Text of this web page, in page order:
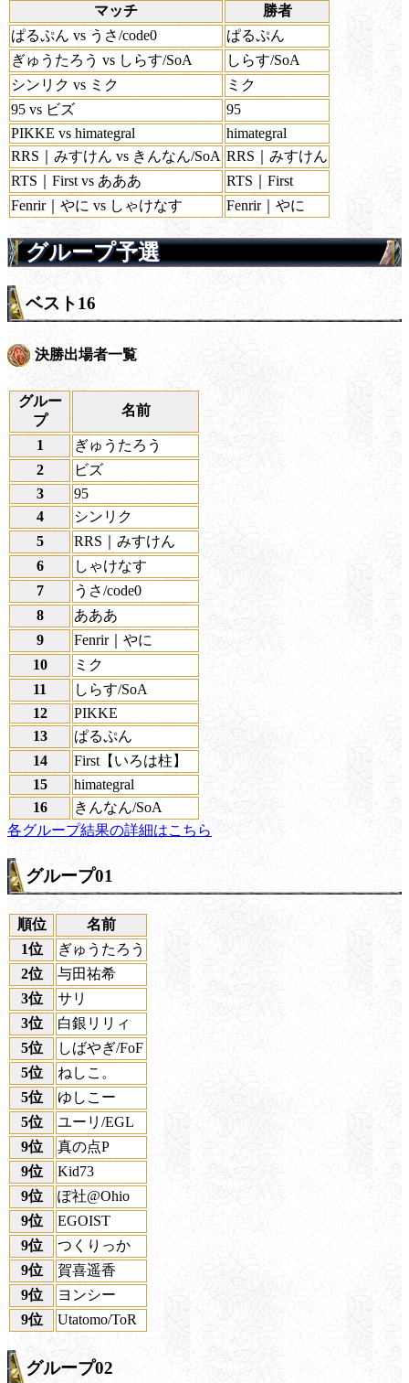
マッチ
勝者
ぱるぷん vs うさ/code0
ぱるぷん
ぎゅうたろう vs しらす/SoA
しらす/SoA
シンリク vs ミク
ミク
95 vs ビズ
95
PIKKE vs himategral
himategral
RRS｜みすけん vs きんなん/SoA RRS｜みすけん
RTS｜First vs あああ
RTS｜First
Fenrir｜やに vs しゃけなす
Fenrir｜やに
グループ予選
ベスト16
決勝出場者一覧
グルー
プ
名前
1
ぎゅうたろう
2
ビズ
3
95
4
シンリク
5
RRS｜みすけん
6
しゃけなす
7
うさ/code0
8
あああ
9
Fenrir｜やに
10
ミク
11
しらす/SoA
12
PIKKE
13
ぱるぷん
14
First【いろは柱】
15
himategral
16
きんなん/SoA
各グループ結果の詳細はこちら
グループ01
順位
名前
1位
ぎゅうたろう
2位
与田祐希
3位
サリ
3位
白銀リリィ
5位
しばやぎ/FoF
5位
ねしこ。
5位
ゆしこー
5位
ユーリ/EGL
9位
真の点P
9位
Kid73
9位
ぽ社@Ohio
9位
EGOIST
9位
つくりっか
9位
賀喜遥香
9位
ヨンシー
9位
Utatomo/ToR
グループ02